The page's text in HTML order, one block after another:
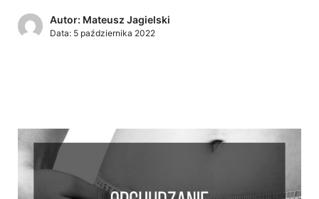
Autor: Mateusz Jagielski
Data: 5 października 2022